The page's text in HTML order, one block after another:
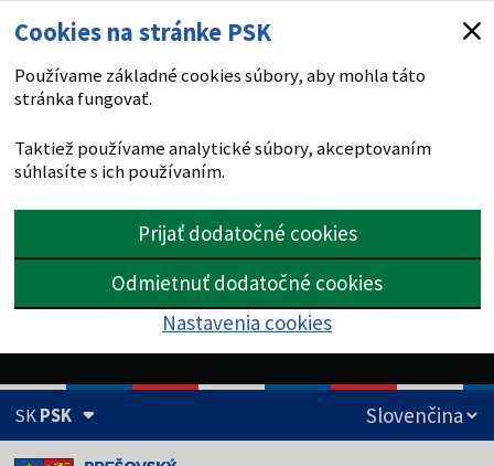
Cookies na stránke PSK
Používame základné cookies súbory, aby mohla táto
stránka fungovať.
Taktiež používame analytické súbory, akceptovaním
súhlasíte s ich používaním.
Prijať dodatočné cookies
Odmietnuť dodatočné cookies
Nastavenia cookies
SKPSK